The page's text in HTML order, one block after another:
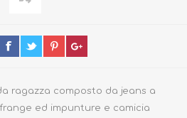
ragazza composto da jeans a
ed impunture e camicia